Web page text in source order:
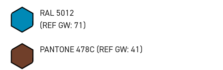
RAL 5012
(REF GW: 71)
PANTONE 478C (REF GW: 41)